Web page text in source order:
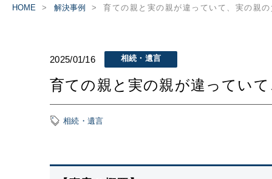
HOME 解決事例 育ての親と実の親が違っていて、実の親
2025/01/16 相続・遺言
育ての親と実の親が違ってい
相続・遺言